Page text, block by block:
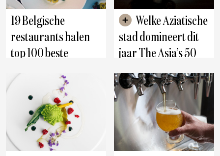
19 Belgische
restaurants halen
top 100 beste
ter wereld
stad domineert dit
jaar The Asia’s 50
Best List?